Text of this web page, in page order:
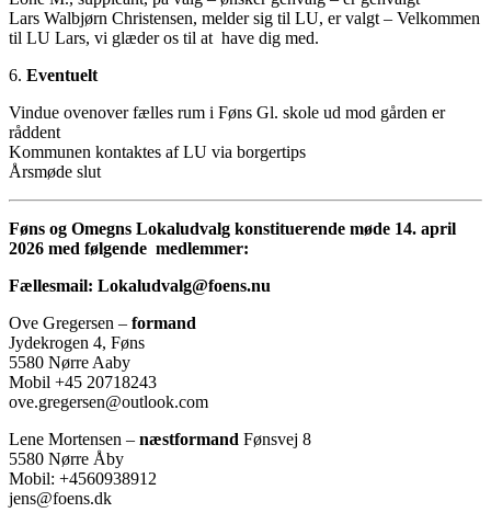
Lars Walbjørn Christensen, melder sig til LU, er valgt – Velkommen
til LU Lars, vi glæder os til at have dig med.
6. Eventuelt
Vindue ovenover fælles rum i Føns Gl. skole ud mod gården er
råddent
Kommunen kontaktes af LU via borgertips
Årsmøde slut
Føns og Omegns Lokaludvalg konstituerende møde 14. april
2026 med følgende medlemmer:
Fællesmail: Lokaludvalg@foens.nu
Ove Gregersen – formand
Jydekrogen 4, Føns
5580 Nørre Aaby
Mobil +45 20718243
ove.gregersen@outlook.com
Lene Mortensen – næstformand Fønsvej 8
5580 Nørre Åby
Mobil: +4560938912
jens@foens.dk